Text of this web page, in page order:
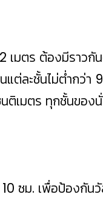
เมตร ต้องมีราวกั
ต่ละชั้นไม่ต่ำกว่า
นติเมตร ทุกชั้นของ
ซม. เพื่อป้องกัน